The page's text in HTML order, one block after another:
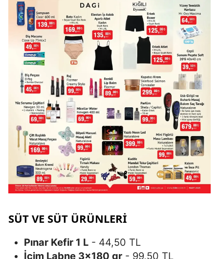
SÜT VE SÜT ÜRÜNLERI
Pınar Kefir 1 L - 44,50 TL
İçim Labne 3×180 gr - 99,50 TL